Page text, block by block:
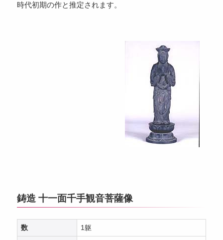
時代初期の作と推定されます。
鋳造 十一面千手観音菩薩像
数 1躯